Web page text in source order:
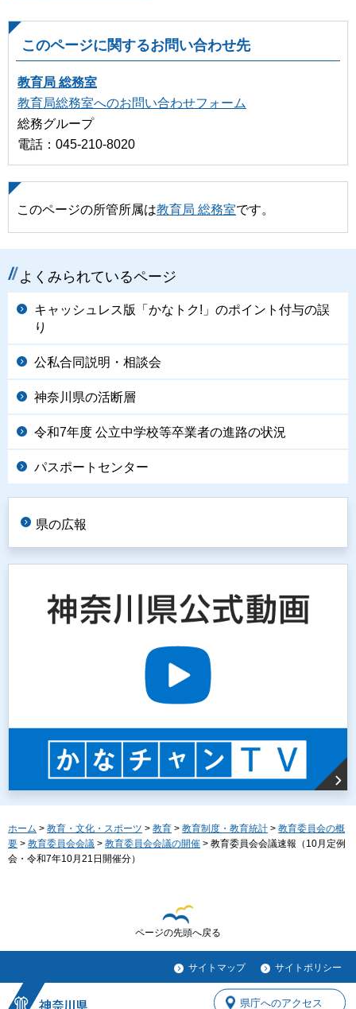
このページに関するお問い合わせ先
教育局 総務室
教育局総務室へのお問い合わせフォーム
総務グループ
電話：045-210-8020
このページの所管所属は教育局 総務室です。
よくみられているページ
キャッシュレス版「かなトク!」のポイント付与の誤
り
公私合同説明・相談会
神奈川県の活断層
令和7年度 公立中学校等卒業者の進路の状況
パスポートセンター
県の広報
ホーム > 教育・文化・スポーツ > 教育 > 教育制度・教育統計 > 教育委員会の概
要 > 教育委員会会議 > 教育委員会会議の開催 > 教育委員会会議速報（10月定例
会・令和7年10月21日開催分）
ページの先頭へ戻る
サイトマップ サイトポリシー
県庁へのアクセス